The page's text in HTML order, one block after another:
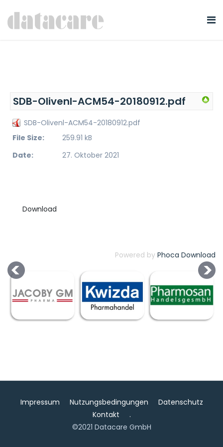
SDB-Olivenl-ACM54-20180912.pdf
SDB-Olivenl-ACM54-20180912.pdf
File Size:
259.91 kB
Date:
27. Oktober 2021
Powered by Phoca Download
Impressum Nutzungsbedingungen
Datenschutz
Kontakt
.
©2021 Datacare GmbH